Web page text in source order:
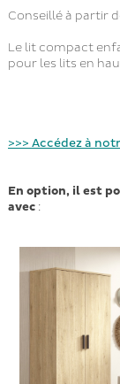
Conseillé à partir
Le lit compact
pour les lits en
>>> Accédez à
En option, il est
avec: